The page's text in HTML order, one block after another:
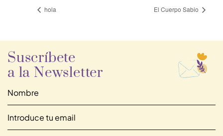
hola El Cuerpo Sabio
Suscríbete
a la Newsletter